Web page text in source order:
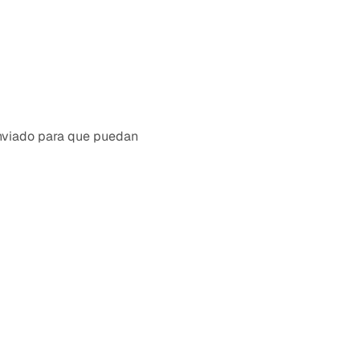
para que puedan